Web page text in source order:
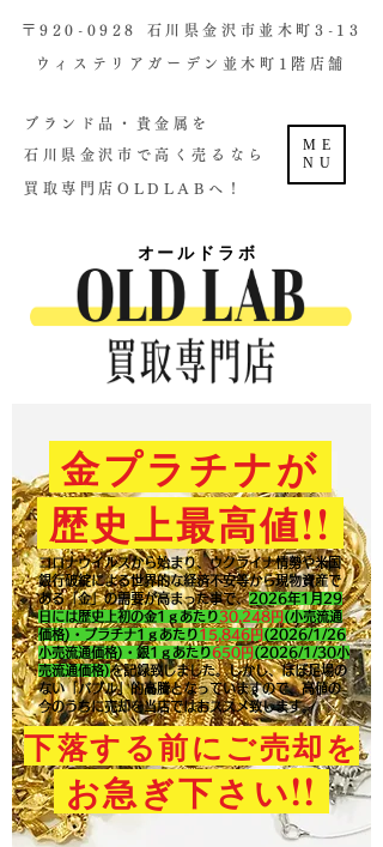
ME
NU
金プラチナが
歴史上最高値!!
コロナウイルスから始まり、ウクライナ情勢や米国
銀行破綻による世界的な経済不安等から現物資産で
ある「金」の需要が高まった事で、2026年1月29
日には歴史上初の金1ｇあたり30,248円 (小売流通
価格)・プラチナ1ｇあたり15,846円 (2026/1/26
小売流通価格)・銀1ｇあたり650円 (2026/1/30小
売流通価格)を記録致しました。​しかし、ほぼ足場の
ない「バブル」的高騰となっていますので、高値の
今のうちに売却を当店ではおススメ致します。
下落する前にご売却を
お急ぎ下さい!!
​〒920-0928 石川県金沢市並木町3-13
ウィステリアガーデン並木町1階店舗​
ブランド品・貴金属を
石川県金沢市で高く売るなら
買取専門店OLDLABへ！
オールドラボ